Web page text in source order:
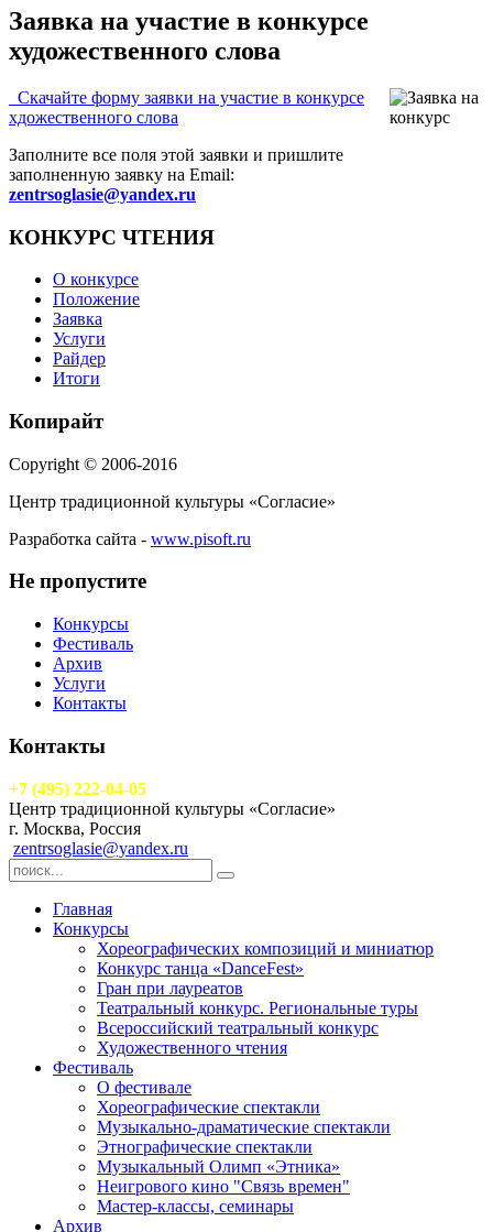
Заявка на участие в конкурсе
художественного слова
Скачайте форму заявки на участие в конкурсе
хдожественного слова
Заполните все поля этой заявки и пришлите
заполненную заявку на Email:
zentrsoglasie@yandex.ru
КОНКУРС ЧТЕНИЯ
О конкурсе
Положение
Заявка
Услуги
Райдер
Итоги
Копирайт
Copyright © 2006-2016
Центр традиционной культуры «Согласие»
Разработка сайта - www.pisoft.ru
Не пропустите
Конкурсы
Фестиваль
Архив
Услуги
Контакты
Контакты
+7 (495) 222-04-05
Центр традиционной культуры «Согласие»
г. Москва, Россия
zentrsoglasie@yandex.ru
Главная
Конкурсы
Хореографических композиций и миниатюр
Конкурс танца «DanceFest»
Гран при лауреатов
Театральный конкурс. Региональные туры
Всероссийский театральный конкурс
Художественного чтения
Фестиваль
О фестивале
Хореографические спектакли
Музыкально-драматические спектакли
Этнографические спектакли
Музыкальный Олимп «Этника»
Неигрового кино "Связь времен"
Мастер-классы, семинары
Архив